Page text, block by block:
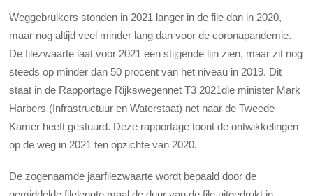
Weggebruikers stonden in 2021 langer in de file dan in 2020,
maar nog altijd veel minder lang dan voor de coronapandemie.
De filezwaarte laat voor 2021 een stijgende lijn zien, maar zit nog
steeds op minder dan 50 procent van het niveau in 2019. Dit
staat in de Rapportage Rijkswegennet T3 2021die minister Mark
Harbers (Infrastructuur en Waterstaat) net naar de Tweede
Kamer heeft gestuurd. Deze rapportage toont de ontwikkelingen
op de weg in 2021 ten opzichte van 2020.
De zogenaamde jaarfilezwaarte wordt bepaald door de